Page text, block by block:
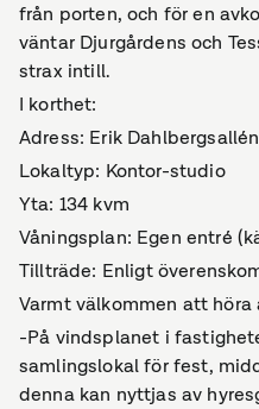
från porten, och för en
väntar Djurgårdens och
strax intill.
I korthet:
Adress: Erik
Lokaltyp: Kontor-studio
Yta: 134 kvm
Våningsplan: Egen entré
Tillträde: Enligt
Varmt välkommen att
-På vindsplanet i
samlingslokal för fest,
denna kan nyttjas av